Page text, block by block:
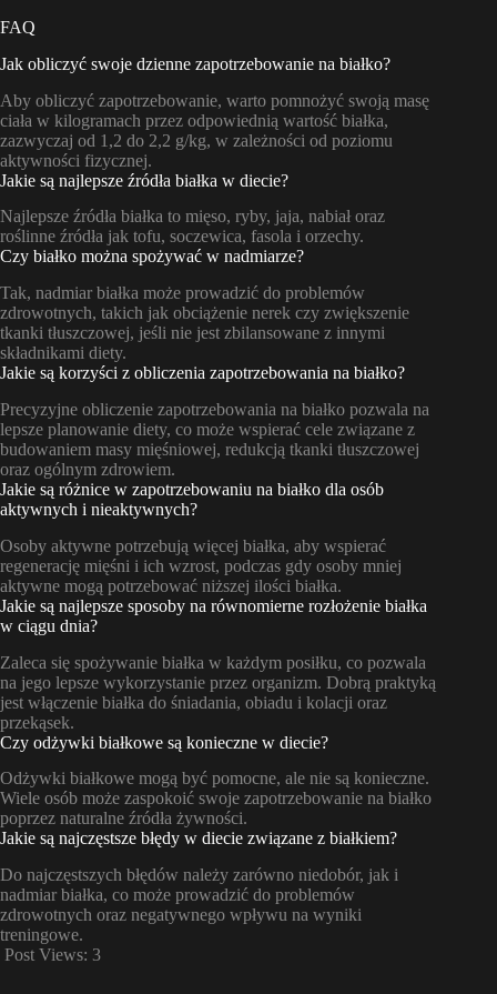
FAQ
Jak obliczyć swoje dzienne zapotrzebowanie na białko?
Aby obliczyć zapotrzebowanie, warto pomnożyć swoją masę
ciała w kilogramach przez odpowiednią wartość białka,
zazwyczaj od 1,2 do 2,2 g/kg, w zależności od poziomu
aktywności fizycznej.
Jakie są najlepsze źródła białka w diecie?
Najlepsze źródła białka to mięso, ryby, jaja, nabiał oraz
roślinne źródła jak tofu, soczewica, fasola i orzechy.
Czy białko można spożywać w nadmiarze?
Tak, nadmiar białka może prowadzić do problemów
zdrowotnych, takich jak obciążenie nerek czy zwiększenie
tkanki tłuszczowej, jeśli nie jest zbilansowane z innymi
składnikami diety.
Jakie są korzyści z obliczenia zapotrzebowania na białko?
Precyzyjne obliczenie zapotrzebowania na białko pozwala na
lepsze planowanie diety, co może wspierać cele związane z
budowaniem masy mięśniowej, redukcją tkanki tłuszczowej
oraz ogólnym zdrowiem.
Jakie są różnice w zapotrzebowaniu na białko dla osób
aktywnych i nieaktywnych?
Osoby aktywne potrzebują więcej białka, aby wspierać
regenerację mięśni i ich wzrost, podczas gdy osoby mniej
aktywne mogą potrzebować niższej ilości białka.
Jakie są najlepsze sposoby na równomierne rozłożenie białka
w ciągu dnia?
Zaleca się spożywanie białka w każdym posiłku, co pozwala
na jego lepsze wykorzystanie przez organizm. Dobrą praktyką
jest włączenie białka do śniadania, obiadu i kolacji oraz
przekąsek.
Czy odżywki białkowe są konieczne w diecie?
Odżywki białkowe mogą być pomocne, ale nie są konieczne.
Wiele osób może zaspokoić swoje zapotrzebowanie na białko
poprzez naturalne źródła żywności.
Jakie są najczęstsze błędy w diecie związane z białkiem?
Do najczęstszych błędów należy zarówno niedobór, jak i
nadmiar białka, co może prowadzić do problemów
zdrowotnych oraz negatywnego wpływu na wyniki
treningowe.
Post Views: 3